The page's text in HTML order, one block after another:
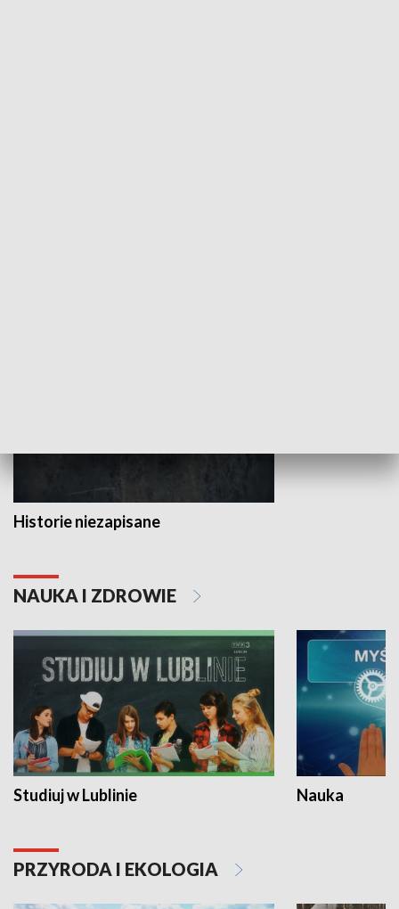
Historie niezapisane
NAUKA I ZDROWIE
Studiuj w Lublinie Nauka
PRZYRODA I EKOLOGIA